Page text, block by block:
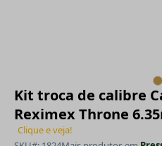
Kit troca de calibre
Reximex Throne
Clique e veja!